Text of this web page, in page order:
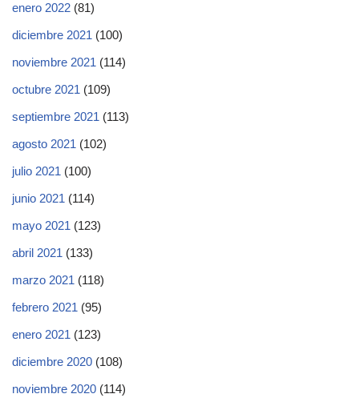
enero 2022 (81)
diciembre 2021 (100)
noviembre 2021 (114)
octubre 2021 (109)
septiembre 2021 (113)
agosto 2021 (102)
julio 2021 (100)
junio 2021 (114)
mayo 2021 (123)
abril 2021 (133)
marzo 2021 (118)
febrero 2021 (95)
enero 2021 (123)
diciembre 2020 (108)
noviembre 2020 (114)